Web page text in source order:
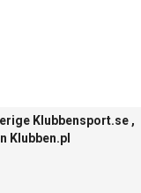
Klubbensport.se ,
Klubben.pl